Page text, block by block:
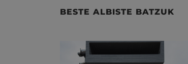
BESTE ALBISTE BATZUK